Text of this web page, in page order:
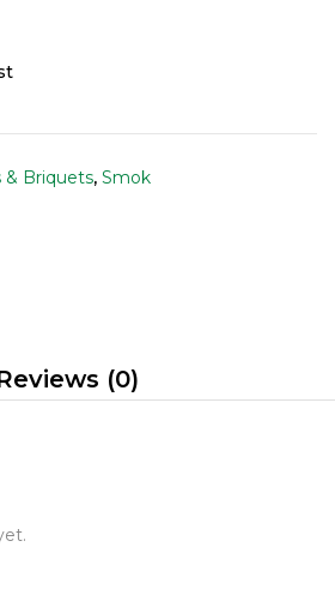
& Briquets, Smok
(0)